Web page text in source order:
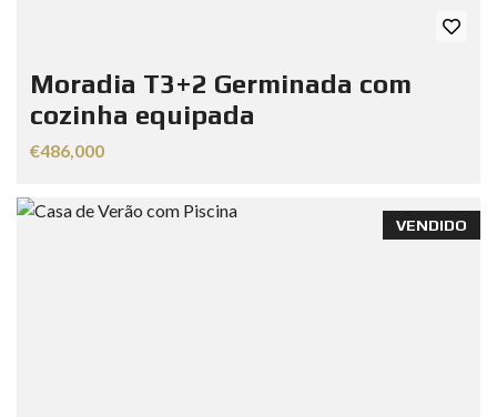
Moradia T3+2 Germinada com
cozinha equipada
€486,000
VENDIDO